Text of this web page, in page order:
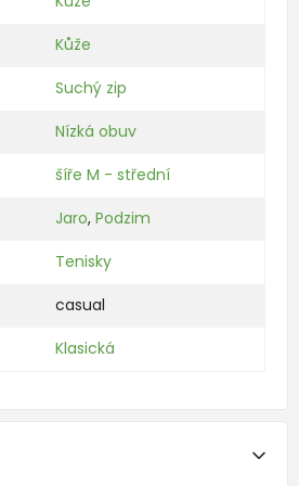
Kůže
Suchý zip
Nízká obuv
šíře M - střední
Jaro, Podzim
Tenisky
casual
Klasická